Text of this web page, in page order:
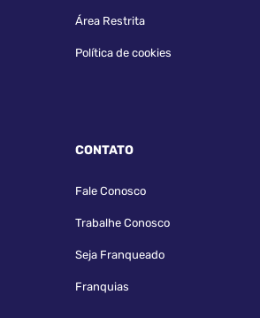
Área Restrita
Política de cookies
CONTATO
Fale Conosco
Trabalhe Conosco
Seja Franqueado
Franquias